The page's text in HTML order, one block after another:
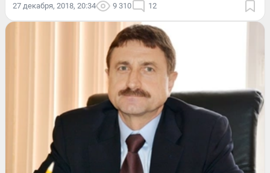
27 декабря, 2018, 20:34 9 310 12